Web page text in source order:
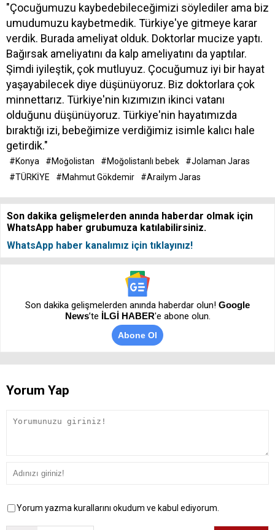
"Çocuğumuzu kaybedebileceğimizi söylediler ama biz
umudumuzu kaybetmedik. Türkiye'ye gitmeye karar
verdik. Burada ameliyat olduk. Doktorlar mucize yaptı.
Bağırsak ameliyatını da kalp ameliyatını da yaptılar.
Şimdi iyileştik, çok mutluyuz. Çocuğumuz iyi bir hayat
yaşayabilecek diye düşünüyoruz. Biz doktorlara çok
minnettarız. Türkiye'nin kızımızın ikinci vatanı
olduğunu düşünüyoruz. Türkiye'nin hayatımızda
bıraktığı izi, bebeğimize verdiğimiz isimle kalıcı hale
getirdik."
#Konya #Moğolistan #Moğolistanlı bebek
#Jolaman Jaras
#TÜRKİYE
#Mahmut Gökdemir #Arailym Jaras
Son dakika gelişmelerden anında haberdar olmak için
WhatsApp haber grubumuza katılabilirsiniz.
WhatsApp haber kanalımız için tıklayınız!
Son dakika gelişmelerden anında haberdar olun! Google
News’te İLGİ HABER'e abone olun.
Abone Ol
Yorum Yap
Yorum yazma kurallarını okudum ve kabul ediyorum.